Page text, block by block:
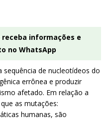
informações e
no WhatsApp
sequência de nucleotídeos do
errônea e produzir
afetado. Em relação a
as mutações:
humanas, são